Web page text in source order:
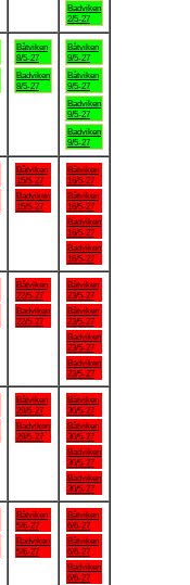
Badviken
2/5-27
Båtviken
8/5-27
Badviken
8/5-27
Båtviken
9/5-27
Båtviken
9/5-27
Badviken
9/5-27
Badviken
9/5-27
Båtviken
15/5-27
Badviken
15/5-27
Båtviken
16/5-27
Båtviken
16/5-27
Badviken
16/5-27
Badviken
16/5-27
Båtviken
22/5-27
Badviken
22/5-27
Båtviken
23/5-27
Båtviken
23/5-27
Badviken
23/5-27
Badviken
23/5-27
Båtviken
29/5-27
Badviken
29/5-27
Båtviken
30/5-27
Båtviken
30/5-27
Badviken
30/5-27
Badviken
30/5-27
Båtviken
5/6-27
Badviken
5/6-27
Båtviken
6/6-27
Båtviken
6/6-27
Badviken
6/6-27